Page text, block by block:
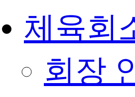
체육회
회장